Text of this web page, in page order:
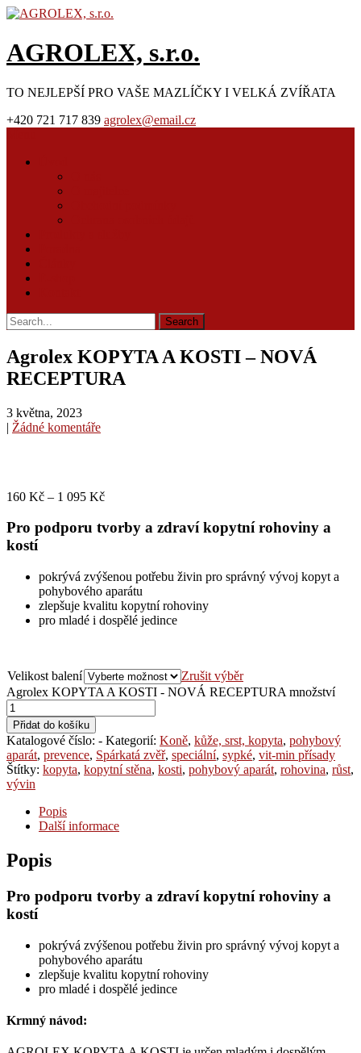
AGROLEX, s.r.o.
TO NEJLEPŠÍ PRO VAŠE MAZLÍČKY I VELKÁ ZVÍŘATA
+420 721 717 839 agrolex@email.cz
Agrolex KOPYTA A KOSTI – NOVÁ
RECEPTURA
3 května, 2023
| Žádné komentáře
160 Kč – 1 095 Kč
Pro podporu tvorby a zdraví kopytní rohoviny a
kostí
pokrývá zvýšenou potřebu živin pro správný vývoj kopyt a
pohybového aparátu
zlepšuje kvalitu kopytní rohoviny
pro mladé i dospělé jedince
Velikost balení
Zrušit výběr
Agrolex KOPYTA A KOSTI - NOVÁ RECEPTURA množství
Přidat do košíku
Katalogové číslo: - Kategorií: Koně, kůže, srst, kopyta, pohybový
aparát, prevence, Spárkatá zvěř, speciální, sypké, vit-min přísady
Štítky: kopyta, kopytní stěna, kosti, pohybový aparát, rohovina, růst,
vývin
Popis
Další informace
Popis
Pro podporu tvorby a zdraví kopytní rohoviny a
kostí
pokrývá zvýšenou potřebu živin pro správný vývoj kopyt a
pohybového aparátu
zlepšuje kvalitu kopytní rohoviny
pro mladé i dospělé jedince
Krmný návod: